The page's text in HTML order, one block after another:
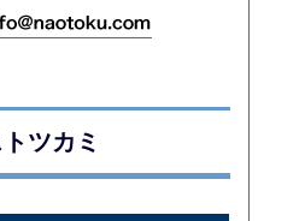
ツカミ